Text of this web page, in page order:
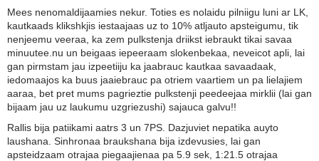
Mees nenomaldijaamies nekur. Toties es nolaidu pilniigu luni ar LK,
kautkaads klikshkjis iestaajaas uz to 10% atljauto apsteigumu, tik
nenjeemu veeraa, ka zem pulkstenja driikst iebraukt tikai savaa
minuutee.nu un beigaas iepeeraam slokenbekaa, neveicot apli, lai
gan pirmstam jau izpeetiiju ka jaabrauc kautkaa savaadaak,
iedomaajos ka buus jaaiebrauc pa otriem vaartiem un pa lielajiem
aaraa, bet pret mums pagrieztie pulkstenji peedeejaa mirklii (lai gan
bijaam jau uz laukumu uzgriezushi) sajauca galvu!!
Rallis bija patiikami aatrs 3 un 7PS. Dazjuviet nepatika auyto
laushana. Sinhronaa braukshana bija izdevusies, lai gan
apsteidzaam otrajaa piegaajienaa pa 5.9 sek, 1:21.5 otrajaa